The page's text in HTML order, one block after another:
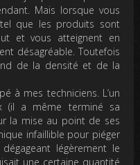
Mais lorsque vous
tel que les produits sont
et vous atteignent en
désagréable. Toutefois
de la densité et de la
à mes techniciens. L’un
(il a même terminé sa
la mise au point de ses
infaillible pour piéger
légèrement le
une certaine quantité